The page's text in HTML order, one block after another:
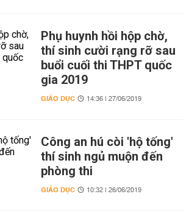
Phụ huynh hồi hộp chờ,
thí sinh cười rạng rỡ sau
buổi cuối thi THPT quốc
gia 2019
GIÁO DỤC 14:36 | 27/06/2019
Công an hú còi 'hộ tống'
thí sinh ngủ muộn đến
phòng thi
GIÁO DỤC 10:32 | 26/06/2019